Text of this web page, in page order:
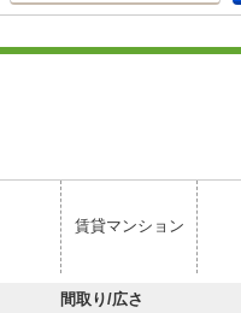
賃貸マンション
間取り/広さ